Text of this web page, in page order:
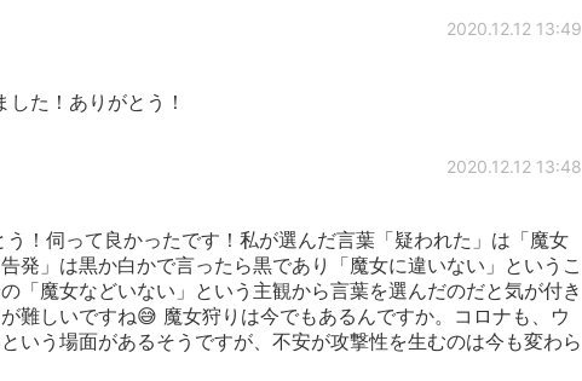
2020.12.12 13:49
た！ありがとう！
2020.12.12 13:48
う！伺って良かったです！私が選んだ言葉「疑われた」は「魔女
発」は黒か白かで言ったら黒であり「魔女に違いない」というこ
「魔女などいない」という主観から言葉を選んだのだと気が付き
難しいですね😅 魔女狩りは今でもあるんですか。コロナも、ウ
いう場面があるそうですが、不安が攻撃性を生むのは今も変わら